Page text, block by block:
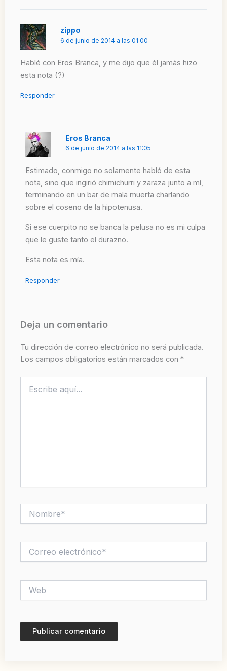
zippo
6 de junio de 2014 a las 01:00
Hablé con Eros Branca, y me dijo que él jamás hizo
esta nota (?)
Responder
Eros Branca
6 de junio de 2014 a las 11:05
Estimado, conmigo no solamente habló de esta
nota, sino que ingirió chimichurri y zaraza junto a mí,
terminando en un bar de mala muerta charlando
sobre el coseno de la hipotenusa.
Si ese cuerpito no se banca la pelusa no es mi culpa
que le guste tanto el durazno.
Esta nota es mía.
Responder
Deja un comentario
Tu dirección de correo electrónico no será publicada.
Los campos obligatorios están marcados con *
aquí...
electrónico*